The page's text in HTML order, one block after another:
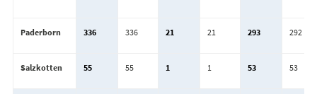
Paderborn 336 336 21 21 293 292
Salzkotten 55 55 1 1 53 53